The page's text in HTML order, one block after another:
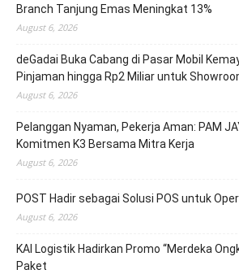
Branch Tanjung Emas Meningkat 13%
August 6, 2026
deGadai Buka Cabang di Pasar Mobil
Pinjaman hingga Rp2 Miliar untuk
August 6, 2026
Pelanggan Nyaman, Pekerja Aman: PAM
Komitmen K3 Bersama Mitra Kerja
August 6, 2026
POST Hadir sebagai Solusi POS untuk
August 6, 2026
KAI Logistik Hadirkan Promo “Merdeka
Paket